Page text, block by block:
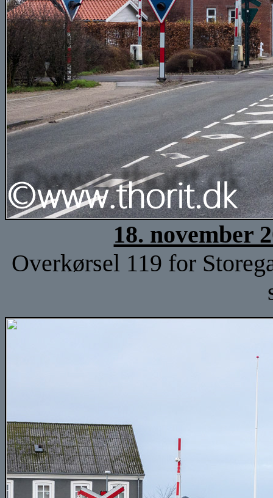
18. november
Overkørsel 119 for